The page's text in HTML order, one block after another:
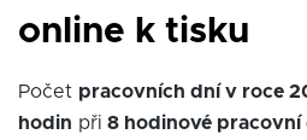
online k tisku
Počet pracovních dní v roce
hodin při 8 hodinové pracovní